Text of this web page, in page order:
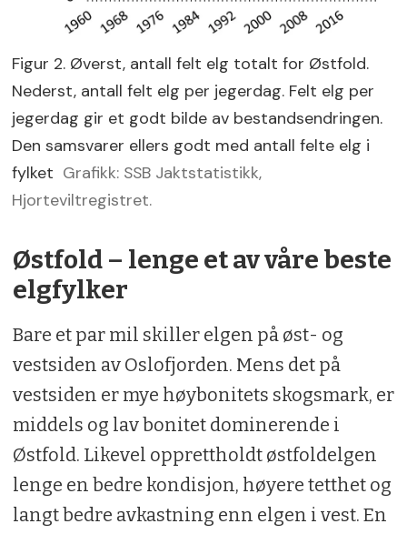
Figur 2. Øverst, antall felt elg totalt for Østfold.
Nederst, antall felt elg per jegerdag. Felt elg per
jegerdag gir et godt bilde av bestandsendringen.
Den samsvarer ellers godt med antall felte elg i
fylket Grafikk: SSB Jaktstatistikk,
Hjorteviltregistret.
Østfold – lenge et av våre beste
elgfylker
Bare et par mil skiller elgen på øst- og
vestsiden av Oslofjorden. Mens det på
vestsiden er mye høybonitets skogsmark, er
middels og lav bonitet dominerende i
Østfold. Likevel opprettholdt østfoldelgen
lenge en bedre kondisjon, høyere tetthet og
langt bedre avkastning enn elgen i vest. En